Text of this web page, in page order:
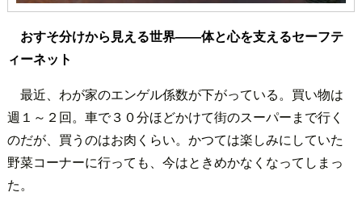
おすそ分けから見える世界――体と心を支えるセーフテ
ィーネット
最近、わが家のエンゲル係数が下がっている。買い物は
週１～２回。車で３０分ほどかけて街のスーパーまで行く
のだが、買うのはお肉くらい。かつては楽しみにしていた
野菜コーナーに行っても、今はときめかなくなってしまっ
た。